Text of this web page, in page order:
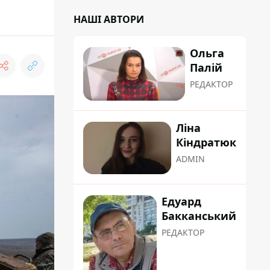
НАШІ АВТОРИ
Ольга
Палій
РЕДАКТОР
Ліна
Кіндратюк
ADMIN
Едуард
Бакканський
РЕДАКТОР